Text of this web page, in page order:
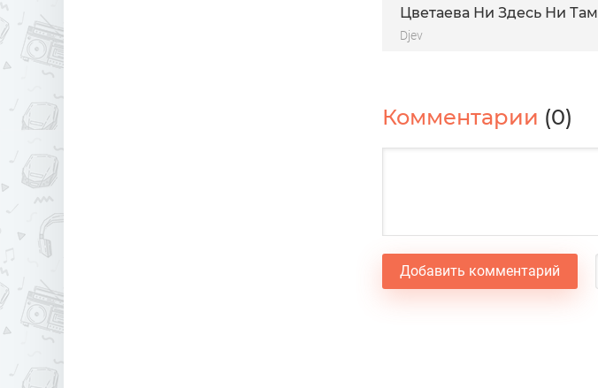
Цветаева Ни Здесь Ни Там
Djev
Комментарии (0)
Добавить комментарий